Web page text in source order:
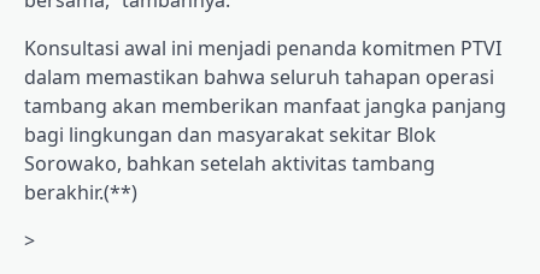
Konsultasi awal ini menjadi penanda komitmen PTVI
dalam memastikan bahwa seluruh tahapan operasi
tambang akan memberikan manfaat jangka panjang
bagi lingkungan dan masyarakat sekitar Blok
Sorowako, bahkan setelah aktivitas tambang
berakhir.(**)
>